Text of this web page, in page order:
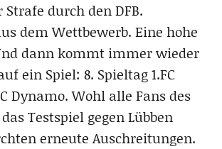
Strafe durch den DFB.
dem Wettbewerb. Eine hohe
dann kommt immer wieder
ein Spiel: 8. Spieltag 1.FC
Dynamo. Wohl alle Fans des
Testspiel gegen Lübben
erneute Auschreitungen.